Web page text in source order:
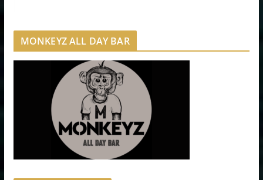
MONKEYZ ALL DAY BAR